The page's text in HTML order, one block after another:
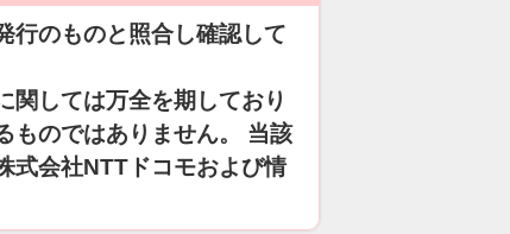
行のものと照合し確認して
関しては万全を期しており
ものではありません。 当該
式会社NTTドコモおよび情